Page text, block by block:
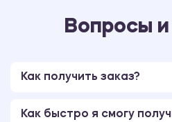
Вопросы
Как получить заказ?
Как быстро я смогу